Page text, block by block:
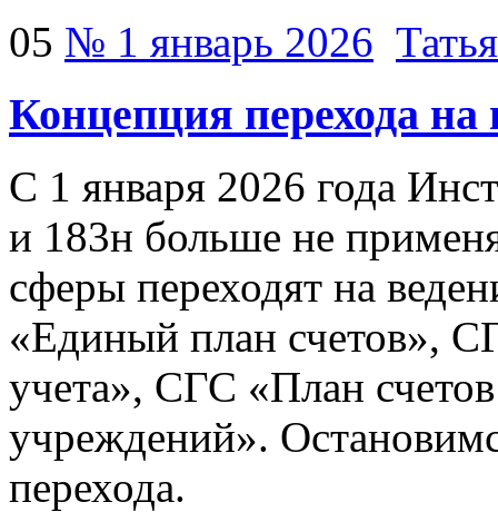
05 № 1 январь 2026
Концепция перехода на
С 1 января 2026 года
и 183н больше не
сферы переходят на
«Единый план счетов»,
учета», СГС «План счетов
учреждений».
перехода.